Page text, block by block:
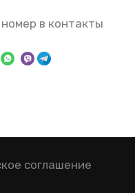
в контакты
соглашение